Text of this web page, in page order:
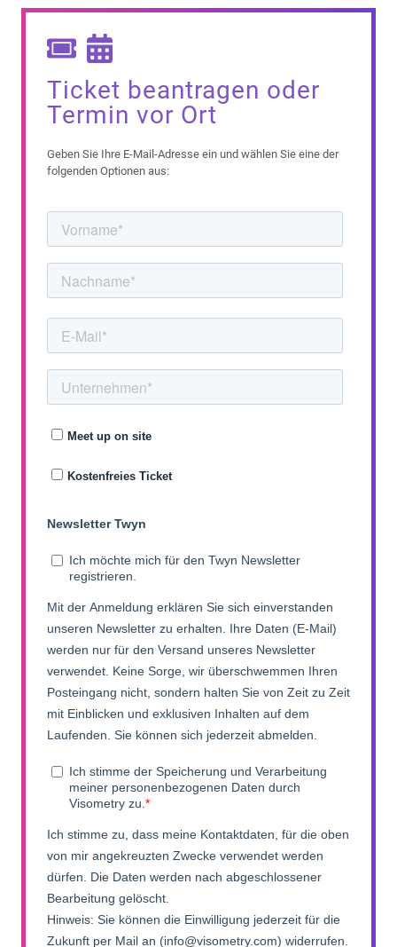
Ticket beantragen oder
Termin vor Ort
Geben Sie Ihre E-Mail-Adresse ein und wählen Sie eine der
folgenden Optionen aus: